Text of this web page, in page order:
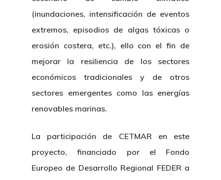
(inundaciones, intensificación de eventos
extremos, episodios de algas tóxicas o
erosión costera, etc.), ello con el fin de
mejorar la resiliencia de los sectores
económicos tradicionales y de otros
sectores emergentes como las energías
renovables marinas.
La participación de CETMAR en este
proyecto, financiado por el Fondo
Europeo de Desarrollo Regional FEDER a